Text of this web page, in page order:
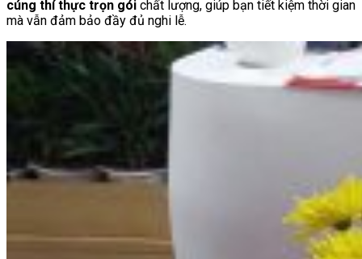
cúng thí thực trọn gói chất lượng, giúp bạn tiết kiệm thời gian
mà vẫn đảm bảo đầy đủ nghi lễ.